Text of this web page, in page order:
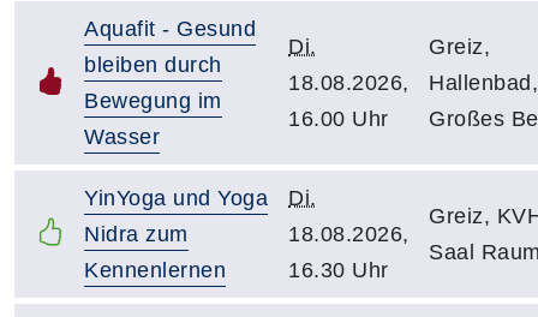
Aquafit - Gesund
bleiben durch
Bewegung im
Wasser
Di.
18.08.2026,
16.00 Uhr
Greiz,
Hallenbad,
Großes
YinYoga und Yoga
Nidra zum
Kennenlernen
Di.
18.08.2026,
16.30 Uhr
Greiz,
Saal